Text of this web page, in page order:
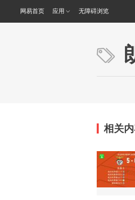
网易首页 应用 无障碍浏览
相关